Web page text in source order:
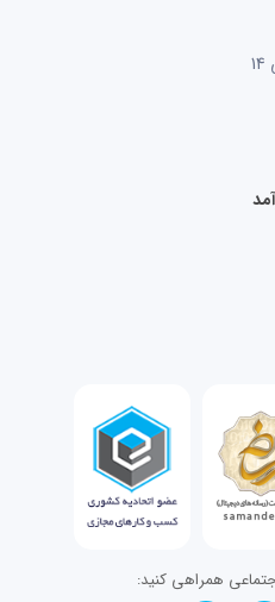
همراهی کنید: